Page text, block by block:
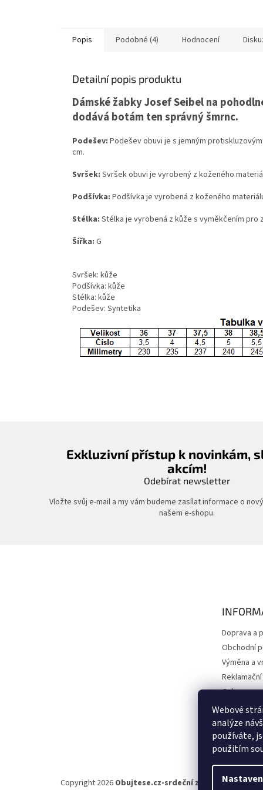
Webové
analýze
používáte,
použitím
Popis Podobné (4) Hodnocení
Detailní popis produktu
Dámské žabky Josef Seibel na
dodává botám ten správný šmrnc.
Podešev: Podešev obuvi je s jemným
cm.
Svršek: Svršek obuvi je vyrobený z koženého
Podšívka: Podšívka je vyrobená z koženého
Stélka: Stélka je vyrobená z kůže s vyměkčením pro
Šířka: G
Svršek: kůže
Podšívka: kůže
Stélka: kůže
Podešev: Syntetika
Exkluzivní přístup k novinkám,
akcím!
Odebírat newsletter
Vložte svůj e-mail a my vám budeme zasílat informace o
našem e-shopu.
Doprava a
Obchodní
Výměna a
Ochrana
Kontakty
O nás
Péče a
Copyright 2026 Obujtese.cz-srdeční záležitost.